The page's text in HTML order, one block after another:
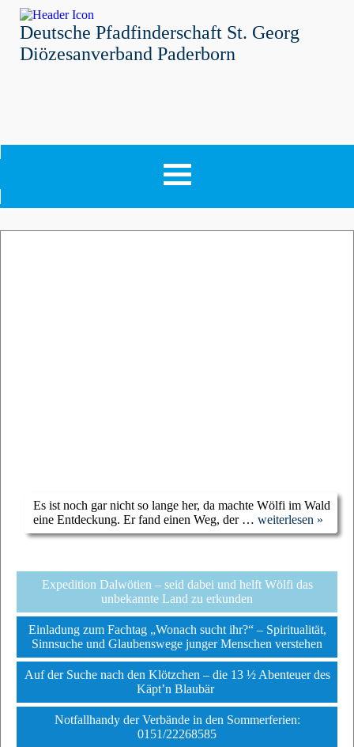
Deutsche Pfadfinderschaft St. Georg
Diözesanverband Paderborn
Es ist noch gar nicht so lange her, da machte Wölfi im Wald
eine Entdeckung. Er fand einen Weg, der … weiterlesen »
Expedition Dalwötien – seid dabei und helft Wölfi das
unbekannte Land zu erkunden
Einladung zum Fachtag „Wonach sucht ihr?“ – Spiritualität,
Sinnsuche und Glaubenswege junger Menschen verstehen
Auf der Suche nach den Klötzchen – die 13 ½ Abenteuer des
Käpt’n Blaubär
Notfallhandy der Verbände in den Sommerferien:
0151/22268585